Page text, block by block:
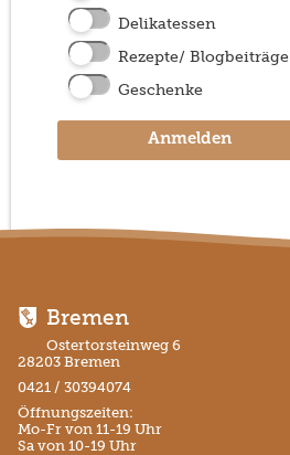
Delikatessen
Rezepte/ Blogbeiträge
Geschenke
Anmelden
Bremen
Ostertorsteinweg 6
28203 Bremen
0421 / 30394074
Öffnungszeiten:
Mo-Fr von 11-19 Uhr
Sa von 10-19 Uhr